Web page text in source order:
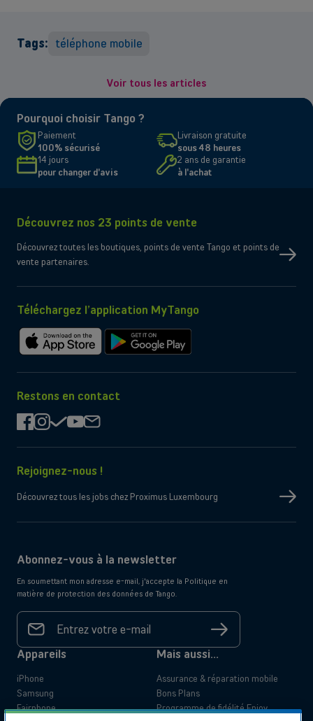
Tags: téléphone mobile
Voir tous les articles
Pourquoi choisir Tango ?
Paiement
100% sécurisé
Livraison gratuite
sous 48 heures
14 jours
pour changer d'avis
2 ans de garantie
à l'achat
Découvrez nos 23 points de vente
Découvrez toutes les boutiques, points de vente Tango et points de
vente partenaires.
Téléchargez l’application MyTango
sur
Store
sur
Play
Restons en contact
facebook
instagram
checkyoutube
mail
Rejoignez-nous !
Découvrez tous les jobs chez Proximus Luxembourg
Abonnez-vous à la newsletter
En soumettant mon adresse e-mail, j'accepte la Politique en
matière de protection des données de Tango.
Votre
adresse
e-mail* S'inscrire
Appareils
iPhone
Samsung
Fairphone
Mais aussi...
Assurance & réparation mobile
Bons Plans
Programme de fidélité Enjoy